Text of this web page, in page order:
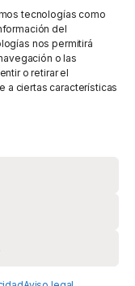
tecnologías como
del
nos permitirá
o las
o retirar el
a ciertas características